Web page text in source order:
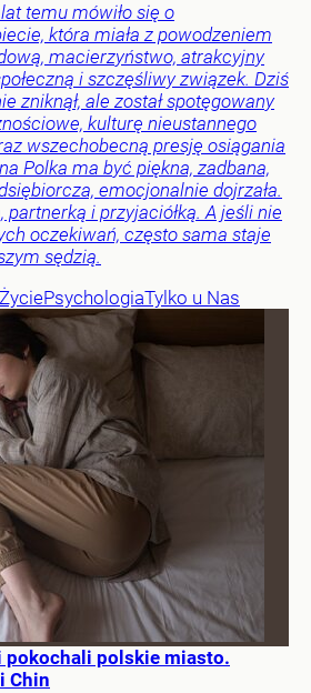
temu mówiło się o
która miała z powodzeniem
macierzyństwo, atrakcyjny
i szczęśliwy związek. Dziś
zniknął, ale został spotęgowany
kulturę nieustannego
wszechobecną presję osiągania
Polka ma być piękna, zadbana,
emocjonalnie dojrzała.
i przyjaciółką. A jeśli nie
oczekiwań, często sama staje
sędzią.
ŻyciePsychologiaTylko u Nas
polskie miasto.
Chin